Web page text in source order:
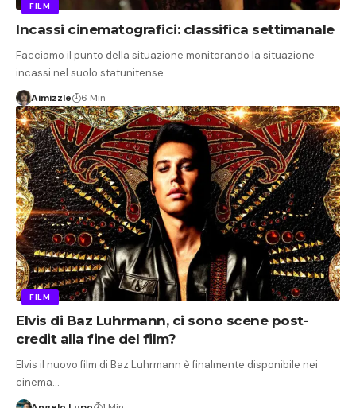
FILM
Incassi cinematografici: classifica settimanale
Facciamo il punto della situazione monitorando la situazione
incassi nel suolo statunitense…
Aimizzle 6 Min
FILM
Elvis di Baz Luhrmann, ci sono scene post-
credit alla fine del film?
Elvis il nuovo film di Baz Luhrmann è finalmente disponibile nei
cinema…